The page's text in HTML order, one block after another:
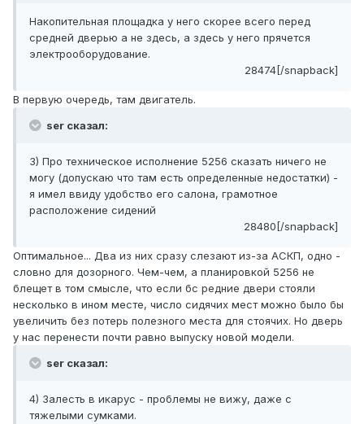
Накопительная площадка у него скорее всего перед
средней дверью а не здесь, а здесь у него прячется
электрооборудование.
28474[/snapback]
В первую очередь, там двигатель.
ser сказал:
3) Про техническое исполнение 5256 сказать ничего не
могу (допускаю что там есть определенные недостатки) -
я имел ввиду удобство его салона, грамотное
расположение сидений
28480[/snapback]
Оптимальное... Два из них сразу слезают из-за АСКП, одно -
словно для дозорного. Чем-чем, а планировкой 5256 не
блещет в том смысле, что если бс редние двери стояли
несколько в ином месте, число сидячих мест можно было бы
увеличить без потерь полезного места для стоячих. Но дверь
у нас перенести почти равно выпуску новой модели.
ser сказал:
4) Залесть в икарус - проблемы не вижу, даже с
тяжелыми сумками.